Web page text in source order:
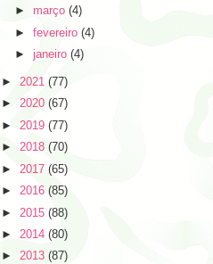
► março(4)
►fevereiro(4)
► janeiro(4)
► 2021 (77)
► 2020 (67)
► 2019 (77)
► 2018 (70)
► 2017 (65)
► 2016 (85)
► 2015 (88)
► 2014 (80)
► 2013 (87)